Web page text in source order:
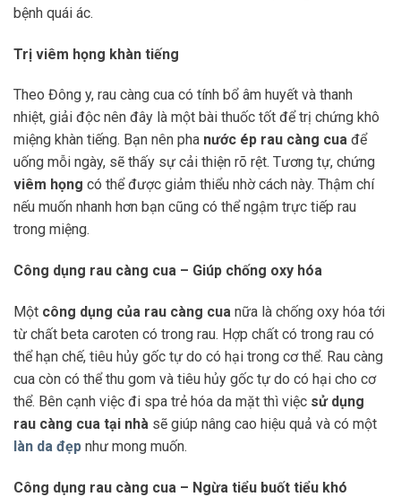
bệnh quái ác.
Trị viêm họng khàn tiếng
Theo Đông y, rau càng cua có tính bổ âm huyết và thanh
nhiệt, giải độc nên đây là một bài thuốc tốt để trị chứng khô
miệng khàn tiếng. Bạn nên pha nước ép rau càng cua để
uống mỗi ngày, sẽ thấy sự cải thiện rõ rệt. Tương tự, chứng
viêm họng có thể được giảm thiểu nhờ cách này. Thậm chí
nếu muốn nhanh hơn bạn cũng có thể ngậm trực tiếp rau
trong miệng.
Công dụng rau càng cua – Giúp chống oxy hóa
Một công dụng của rau càng cua nữa là chống oxy hóa tới
từ chất beta caroten có trong rau. Hợp chất có trong rau có
thể hạn chế, tiêu hủy gốc tự do có hại trong cơ thể. Rau càng
cua còn có thể thu gom và tiêu hủy gốc tự do có hại cho cơ
thể. Bên cạnh việc đi spa trẻ hóa da mặt thì việc sử dụng
rau càng cua tại nhà sẽ giúp nâng cao hiệu quả và có một
làn da đẹp như mong muốn.
Công dụng rau càng cua – Ngừa tiểu buốt tiểu khó